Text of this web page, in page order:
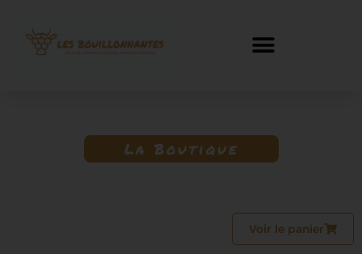
La Boutique
Voir le panier